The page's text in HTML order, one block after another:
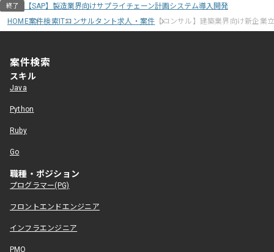
終了
【SAP】製造業界向けサプライチェーン計画システム導入開発
HOME案件検索ITコンサルタント求人・案件 【コンサル】建築業界向け新企業
案件検索
スキル
Java
Python
Ruby
Go
職種・ポジション
プログラマー(PG)
フロントエンドエンジニア
インフラエンジニア
PMO